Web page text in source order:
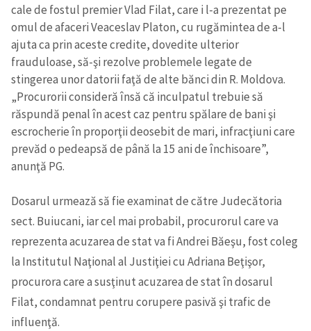
cale de fostul premier Vlad Filat, care i l-a prezentat pe
omul de afaceri Veaceslav Platon, cu rugămintea de a-l
ajuta ca prin aceste credite, dovedite ulterior
frauduloase, să-şi rezolve problemele legate de
stingerea unor datorii faţă de alte bănci din R. Moldova.
„Procurorii consideră însă că inculpatul trebuie să
răspundă penal în acest caz pentru spălare de bani şi
escrocherie în proporţii deosebit de mari, infracţiuni care
prevăd o pedeapsă de până la 15 ani de închisoare”,
anunţă PG.
Dosarul urmează să fie examinat de către Judecătoria
sect. Buiucani, iar cel mai probabil, procurorul care va
reprezenta acuzarea de stat va fi Andrei Băeşu, fost coleg
la Institutul Naţional al Justiţiei cu Adriana Beţişor,
procurora care a susţinut acuzarea de stat în dosarul
Filat, condamnat pentru corupere pasivă şi trafic de
influenţă.